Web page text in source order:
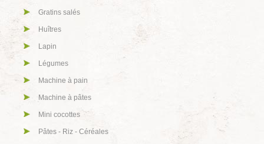
Gratins salés
Huîtres
Lapin
Légumes
Machine à pain
Machine à pâtes
Mini cocottes
Pâtes - Riz - Céréales